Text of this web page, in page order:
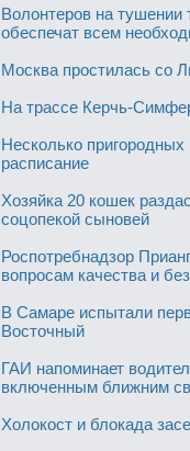
Волонтеров на тушении
обеспечат всем
Москва простилась со
На трассе Керчь-
Несколько
расписание
Хозяйка 20 кошек
соцопекой сыновей
Роспотребнадзор
вопросам качества и
В Самаре испытали
Восточный
ГАИ напоминает
включенным ближним
Холокост и блокада